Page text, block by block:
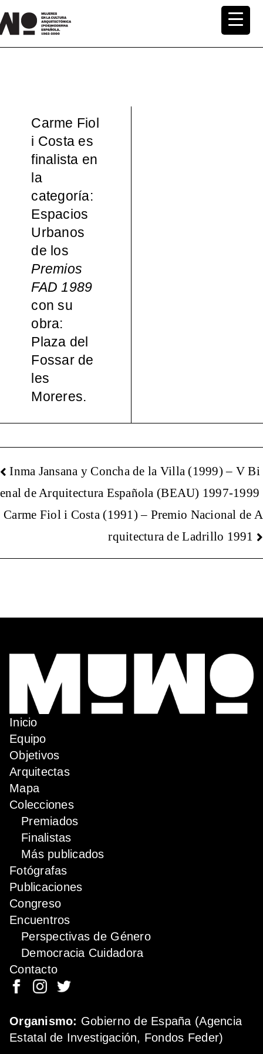
al
MuWo –
Carme Fiol
i Costa es
finalista en
la
categoría:
Espacios
Urbanos
de los
Premios
FAD 1989
con su
obra:
Plaza del
Fossar de
les
Moreres.
NAVEGACIÓN
DE
ENTRADAS
Inma Jansana y Concha de la Villa (1999) – V Bi
enal de Arquitectura Española (BEAU) 1997-1999
Carme Fiol i Costa (1991) – Premio Nacional de A
rquitectura de Ladrillo 1991
Inicio
Equipo
Objetivos
Arquitectas
Mapa
Colecciones
Premiados
Finalistas
Más publicados
Fotógrafas
Publicaciones
Congreso
Encuentros
Perspectivas de Género
Democracia Cuidadora
Contacto
Organismo: Gobierno de España (Agencia
Estatal de Investigación, Fondos Feder)